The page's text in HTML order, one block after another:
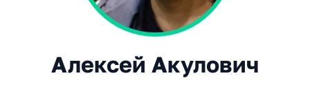
Алексей Акулович